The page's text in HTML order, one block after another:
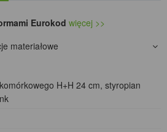
Eurokod więcej >>
materiałowe
H+H 24 cm, styropian